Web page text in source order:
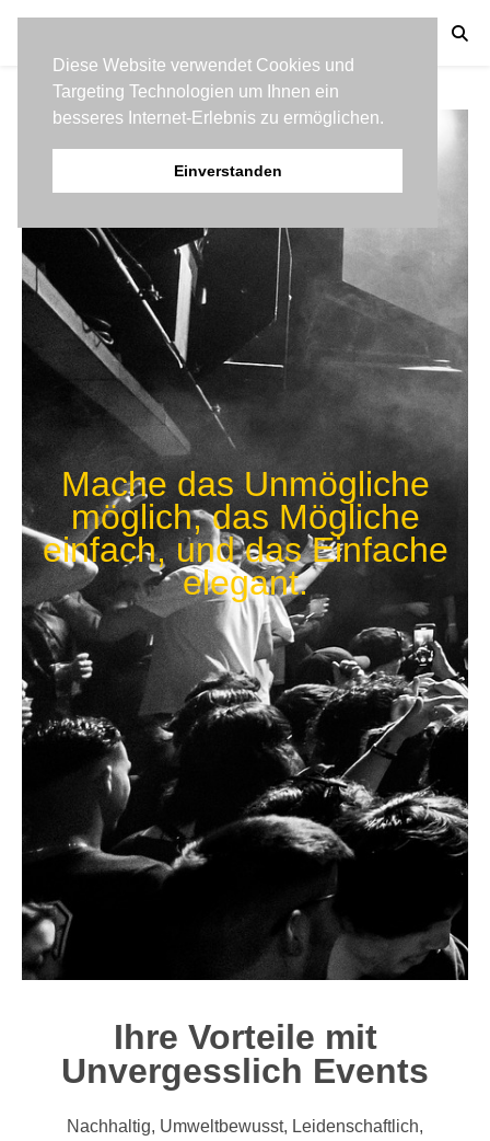
Mache das Unmögliche
möglich, das Mögliche
einfach, und das Einfache
elegant.
Ihre Vorteile mit
Unvergesslich Events
Nachhaltig, Umweltbewusst, Leidenschaftlich,
Diese Website verwendet Cookies und
Targeting Technologien um Ihnen ein
besseres Internet-Erlebnis zu ermöglichen.
Einverstanden